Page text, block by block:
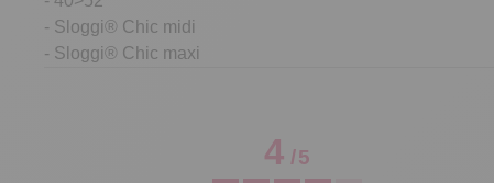
- Sloggi® Chic midi
- Sloggi® Chic maxi
4/5